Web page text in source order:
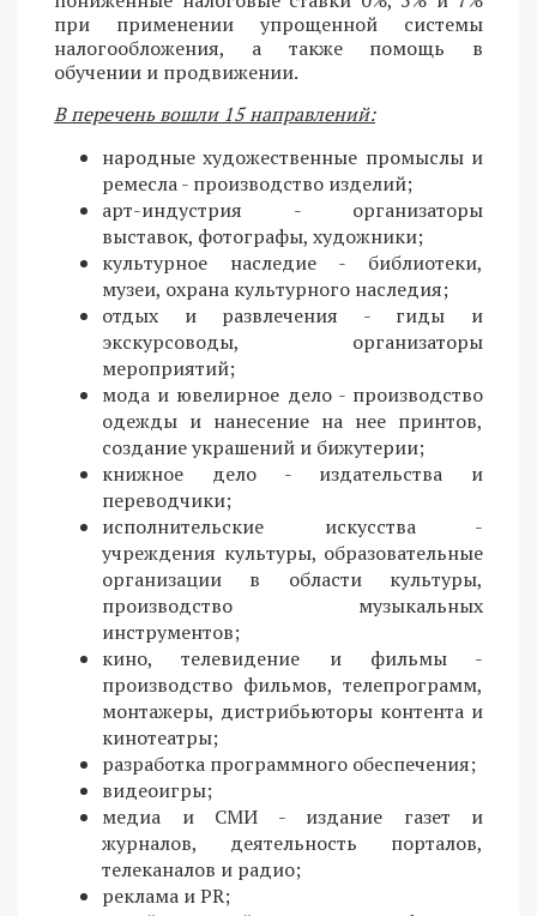
при применении упрощенной системы
налогообложения, а также помощь в
обучении и продвижении.
В перечень вошли 15 направлений:
народные художественные промыслы и
ремесла - производство изделий;
арт-индустрия - организаторы
выставок, фотографы, художники;
культурное наследие - библиотеки,
музеи, охрана культурного наследия;
отдых и развлечения - гиды и
экскурсоводы, организаторы
мероприятий;
мода и ювелирное дело - производство
одежды и нанесение на нее принтов,
создание украшений и бижутерии;
книжное дело - издательства и
переводчики;
исполнительские искусства -
учреждения культуры, образовательные
организации в области культуры,
производство музыкальных
инструментов;
кино, телевидение и фильмы -
производство фильмов, телепрограмм,
монтажеры, дистрибьюторы контента и
кинотеатры;
разработка программного обеспечения;
видеоигры;
медиа и СМИ - издание газет и
журналов, деятельность порталов,
телеканалов и радио;
реклама и PR;